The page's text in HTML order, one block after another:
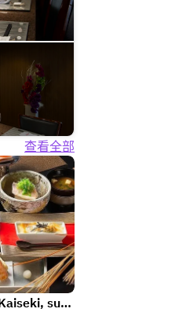
查看全部
Miyabi-Tei-Japanese Kaiseki, sushi, and teppanyaki